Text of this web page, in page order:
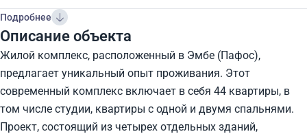
Подробнее
Описание объекта
Жилой комплекс, расположенный в Эмбе (Пафос),
предлагает уникальный опыт проживания. Этот
современный комплекс включает в себя 44 квартиры, в
том числе студии, квартиры с одной и двумя спальнями.
Проект, состоящий из четырех отдельных зданий,